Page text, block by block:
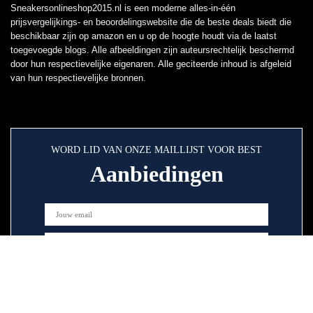
Sneakersonlineshop2015.nl is een moderne alles-in-één
prijsvergelijkings- en beoordelingswebsite die de beste deals biedt die
beschikbaar zijn op amazon en u op de hoogte houdt via de laatst
toegevoegde blogs. Alle afbeeldingen zijn auteursrechtelijk beschermd
door hun respectievelijke eigenaren. Alle geciteerde inhoud is afgeleid
van hun respectievelijke bronnen.
WORD LID VAN ONZE MAILLIJST VOOR BEST
Aanbiedingen